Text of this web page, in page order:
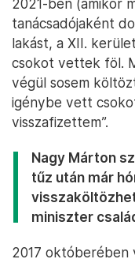
2021-ben (amikor
tanácsadójaként
lakást, a XII.
csokot vettek föl.
végül sosem
igénybe vett
visszafizettem”.
Nagy Márton
tűz után már
miniszter
2017 októberében